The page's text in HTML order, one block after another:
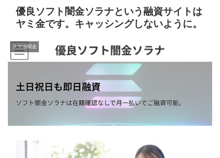
優良ソフト闇金ソラナという融資サイトは
ヤミ金です。キャッシングしないように。
スマホ闇金